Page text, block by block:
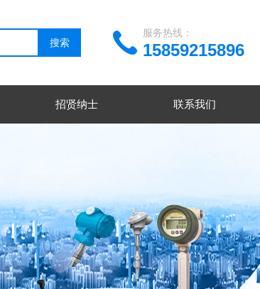
15859215896
服务热线：
招贤纳士 联系我们